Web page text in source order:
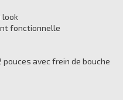
look
fonctionnelle
pouces avec frein de bouche